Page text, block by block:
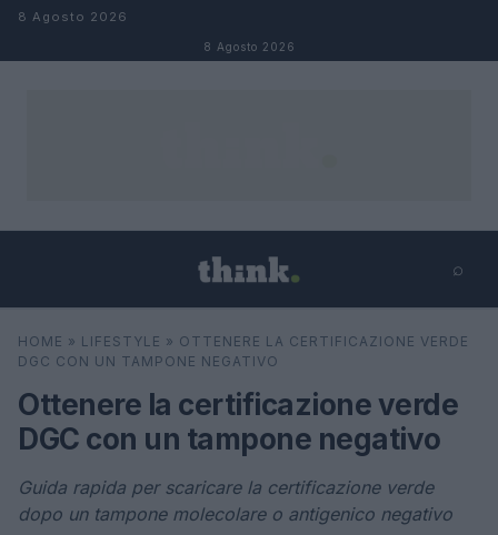
Salta al contenuto
8 Agosto 2026
8 Agosto 2026
⌕
Cerca ⌕ ×
HOME » LIFESTYLE » OTTENERE LA CERTIFICAZIONE VERDE
DGC CON UN TAMPONE NEGATIVO
Ottenere la certificazione verde
DGC con un tampone negativo
Guida rapida per scaricare la certificazione verde
dopo un tampone molecolare o antigenico negativo